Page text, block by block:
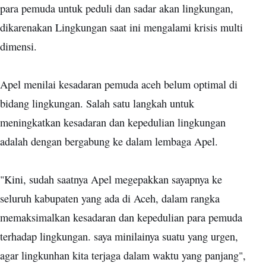
para pemuda untuk peduli dan sadar akan lingkungan,
dikarenakan Lingkungan saat ini mengalami krisis multi
dimensi.
Apel menilai kesadaran pemuda aceh belum optimal di
bidang lingkungan. Salah satu langkah untuk
meningkatkan kesadaran dan kepedulian lingkungan
adalah dengan bergabung ke dalam lembaga Apel.
"Kini, sudah saatnya Apel megepakkan sayapnya ke
seluruh kabupaten yang ada di Aceh, dalam rangka
memaksimalkan kesadaran dan kepedulian para pemuda
terhadap lingkungan. saya minilainya suatu yang urgen,
agar lingkunhan kita terjaga dalam waktu yang panjang",